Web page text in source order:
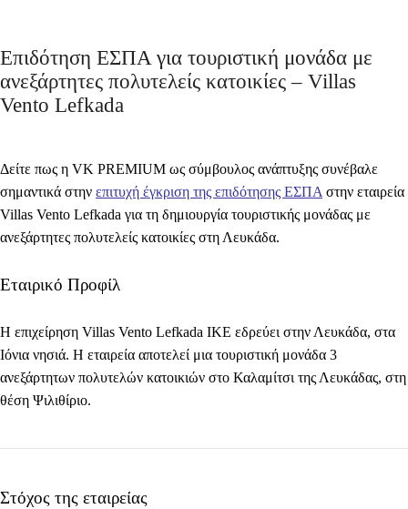
Επιδότηση ΕΣΠΑ για τουριστική μονάδα με
ανεξάρτητες πολυτελείς κατοικίες – Villas
Vento Lefkada
Δείτε πως η VK PREMIUM ως σύμβουλος ανάπτυξης συνέβαλε
σημαντικά στην επιτυχή έγκριση της επιδότησης ΕΣΠΑ στην εταιρεία
Villas Vento Lefkada για τη δημιουργία τουριστικής μονάδας με
ανεξάρτητες πολυτελείς κατοικίες στη Λευκάδα.
Εταιρικό Προφίλ
Η επιχείρηση Villas Vento Lefkada ΙΚΕ εδρεύει στην Λευκάδα, στα
Ιόνια νησιά. Η εταιρεία αποτελεί μια τουριστική μονάδα 3
ανεξάρτητων πολυτελών κατοικιών στο Καλαμίτσι της Λευκάδας, στη
θέση Ψιλιθίριο.
Στόχος της εταιρείας